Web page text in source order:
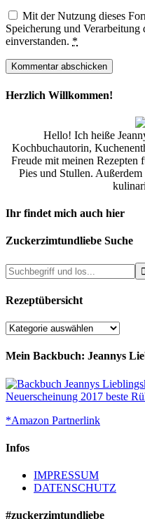
Mit der Nutzung dieses
Speicherung und Verarbeitung
einverstanden. *
Herzlich Willkommen!
Hello! Ich heiße
Kochbuchautorin,
Freude mit meinen Rezepten
Pies und Stullen.
Ihr findet mich auch hier
Zuckerzimtundliebe Suche
Rezeptübersicht
Rezeptübersicht
Mein Backbuch: Jeannys
*Amazon Partnerlink
Infos
IMPRESSUM
DATENSCHUTZ
#zuckerzimtundliebe